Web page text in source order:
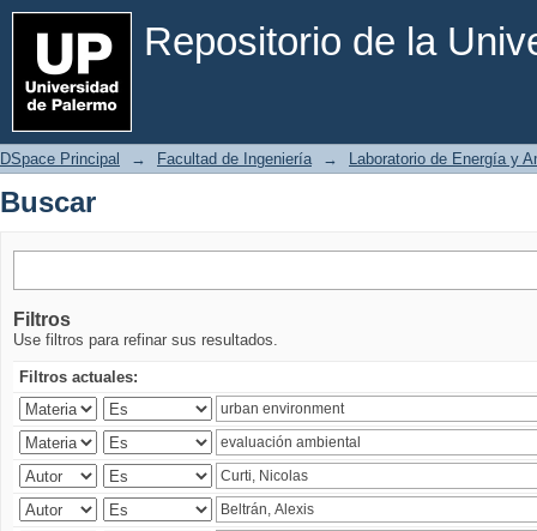
Repositorio de la
Buscar
DSpace Principal → Facultad de Ingeniería → Laboratorio de Energía y
Buscar
Filtros
Use filtros para refinar sus resultados.
Filtros actuales: